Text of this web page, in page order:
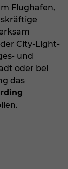
Flughafen,
City-Light-
und
oder bei
das